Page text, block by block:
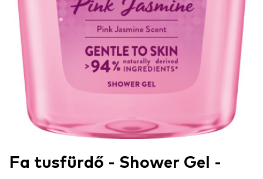
Fa tusfürdő - Shower Gel -